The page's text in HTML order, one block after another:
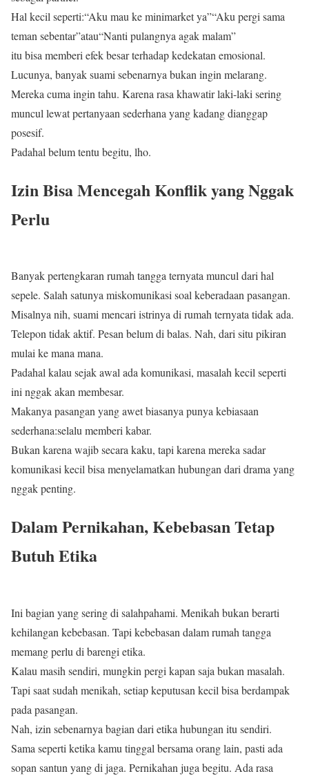
Hal kecil seperti:“Aku mau ke minimarket ya”“Aku pergi sama
teman sebentar”atau“Nanti pulangnya agak malam”
itu bisa memberi efek besar terhadap kedekatan emosional.
Lucunya, banyak suami sebenarnya bukan ingin melarang.
Mereka cuma ingin tahu. Karena rasa khawatir laki-laki sering
muncul lewat pertanyaan sederhana yang kadang dianggap
posesif.
Padahal belum tentu begitu, lho.
Izin Bisa Mencegah Konflik yang Nggak
Perlu
Banyak pertengkaran rumah tangga ternyata muncul dari hal
sepele. Salah satunya miskomunikasi soal keberadaan pasangan.
Misalnya nih, suami mencari istrinya di rumah ternyata tidak ada.
Telepon tidak aktif. Pesan belum di balas. Nah, dari situ pikiran
mulai ke mana mana.
Padahal kalau sejak awal ada komunikasi, masalah kecil seperti
ini nggak akan membesar.
Makanya pasangan yang awet biasanya punya kebiasaan
sederhana:selalu memberi kabar.
Bukan karena wajib secara kaku, tapi karena mereka sadar
komunikasi kecil bisa menyelamatkan hubungan dari drama yang
nggak penting.
Dalam Pernikahan, Kebebasan Tetap
Butuh Etika
Ini bagian yang sering di salahpahami. Menikah bukan berarti
kehilangan kebebasan. Tapi kebebasan dalam rumah tangga
memang perlu di barengi etika.
Kalau masih sendiri, mungkin pergi kapan saja bukan masalah.
Tapi saat sudah menikah, setiap keputusan kecil bisa berdampak
pada pasangan.
Nah, izin sebenarnya bagian dari etika hubungan itu sendiri.
Sama seperti ketika kamu tinggal bersama orang lain, pasti ada
sopan santun yang di jaga. Pernikahan juga begitu. Ada rasa